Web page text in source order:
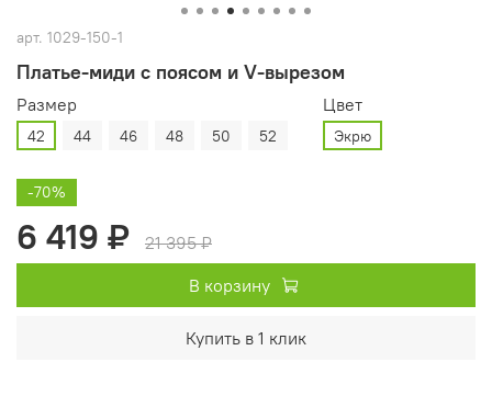
арт. 1029-150-1
Платье-миди с поясом и V-вырезом
Размер
42 44 46 48 50 52
Цвет
Экрю
-70%
6 419 ₽
21 395 ₽
В корзину
Купить в 1 клик